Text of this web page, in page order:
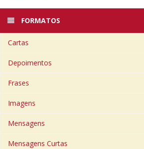
FORMATOS
Cartas
Depoimentos
Frases
Imagens
Mensagens
Mensagens Curtas